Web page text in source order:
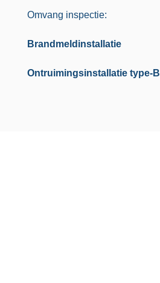
Omvang inspectie:
Brandmeldinstallatie
Ontruimingsinstallatie type-B